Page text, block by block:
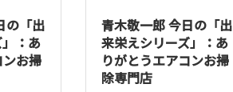
の「出
：あ
お掃
青木敬一郎 今日の「出
来栄えシリーズ」：あ
りがとうエアコンお掃
除専門店